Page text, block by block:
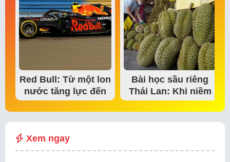
Red Bull: Từ một lon
nước tăng lực đến
đế chế thể…
Bài học sầu riêng
Thái Lan: Khi niềm
tin thị trường bắt…
Xem ngay